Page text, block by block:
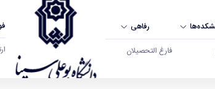
رفاهی
فارغ التحصیلان